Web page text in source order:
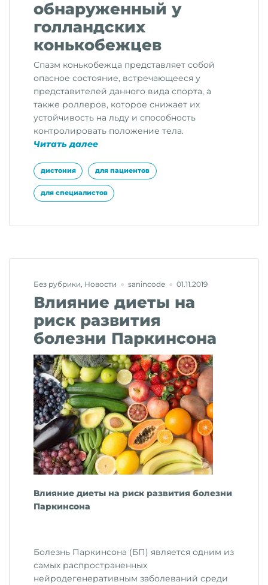
обнаруженный у
голландских
конькобежцев
Спазм конькобежца представляет собой
опасное состояние, встречающееся у
представителей данного вида спорта, а
также роллеров, которое снижает их
устойчивость на льду и способность
контролировать положение тела.
Читать далее«Спазм
вероятный
тип
дистонии,
обнаруженный
у
голландских
конькобежцев»
дистония для пациентов
для специалистов
Без рубрики Новости sanincode 01.11.2019
Влияние диеты на
риск развития
болезни Паркинсона
Влияние диеты на риск развития болезни
Паркинсона
Болезнь Паркинсона (БП) является одним из
самых распространенных
нейродегенеративным заболеваний среди